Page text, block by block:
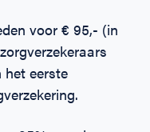
voor € 95,- (in
het eerste